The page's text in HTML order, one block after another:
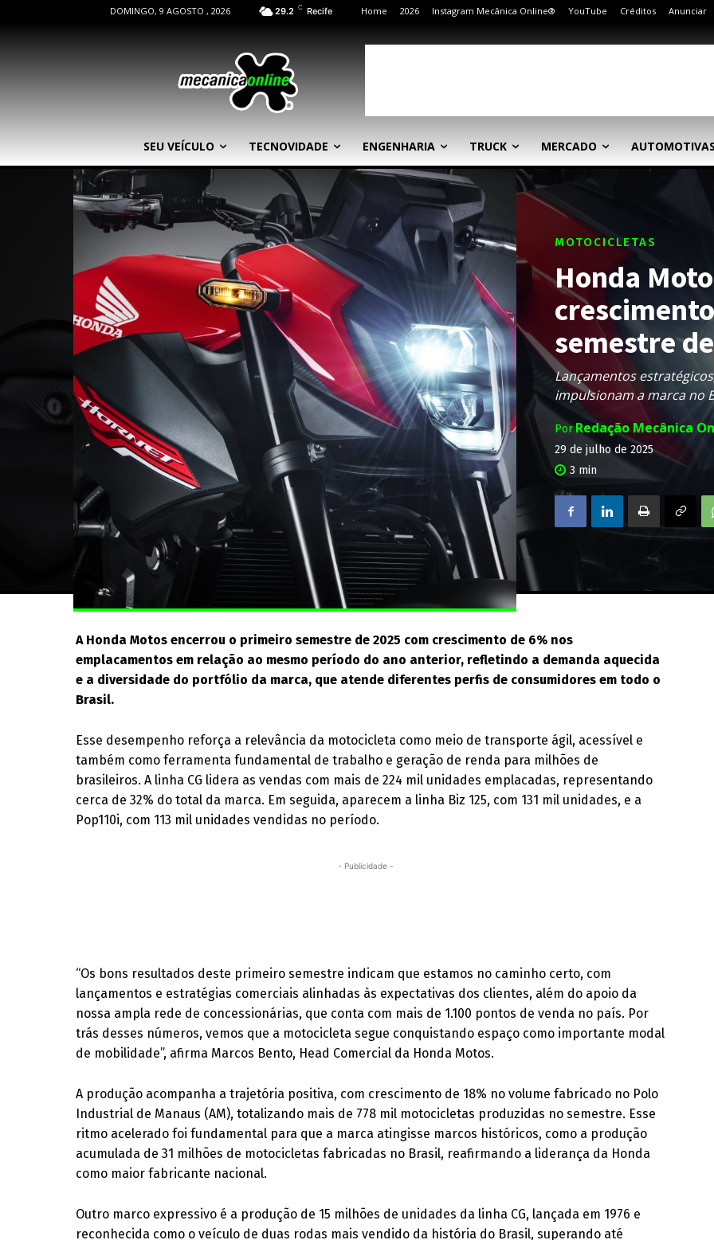
DOMINGO, 9 AGOSTO , 2026 29.2 C Recife Home 2026 Instagram Mecânica Online® YouTube Créditos Anunciar
SEU VEÍCULO TECNOVIDADE ENGENHARIA TRUCK MERCADO AUTOMOTIVAS
MOTOCICLETAS
Honda
semestre
Lançamentos
impulsionam a marca no
PorRedação Mecânica
29 de julho de 2025
3 min
A Honda Motos encerrou o primeiro semestre de 2025 com crescimento de 6% nos
emplacamentos em relação ao mesmo período do ano anterior, refletindo a demanda aquecida
e a diversidade do portfólio da marca, que atende diferentes perfis de consumidores em todo o
Brasil.
Esse desempenho reforça a relevância da motocicleta como meio de transporte ágil, acessível e
também como ferramenta fundamental de trabalho e geração de renda para milhões de
brasileiros. A linha CG lidera as vendas com mais de 224 mil unidades emplacadas, representando
cerca de 32% do total da marca. Em seguida, aparecem a linha Biz 125, com 131 mil unidades, e a
Pop110i, com 113 mil unidades vendidas no período.
- Publicidade -
“Os bons resultados deste primeiro semestre indicam que estamos no caminho certo, com
lançamentos e estratégias comerciais alinhadas às expectativas dos clientes, além do apoio da
nossa ampla rede de concessionárias, que conta com mais de 1.100 pontos de venda no país. Por
trás desses números, vemos que a motocicleta segue conquistando espaço como importante modal
de mobilidade”, afirma Marcos Bento, Head Comercial da Honda Motos.
A produção acompanha a trajetória positiva, com crescimento de 18% no volume fabricado no Polo
Industrial de Manaus (AM), totalizando mais de 778 mil motocicletas produzidas no semestre. Esse
ritmo acelerado foi fundamental para que a marca atingisse marcos históricos, como a produção
acumulada de 31 milhões de motocicletas fabricadas no Brasil, reafirmando a liderança da Honda
como maior fabricante nacional.
Outro marco expressivo é a produção de 15 milhões de unidades da linha CG, lançada em 1976 e
reconhecida como o veículo de duas rodas mais vendido da história do Brasil, superando até